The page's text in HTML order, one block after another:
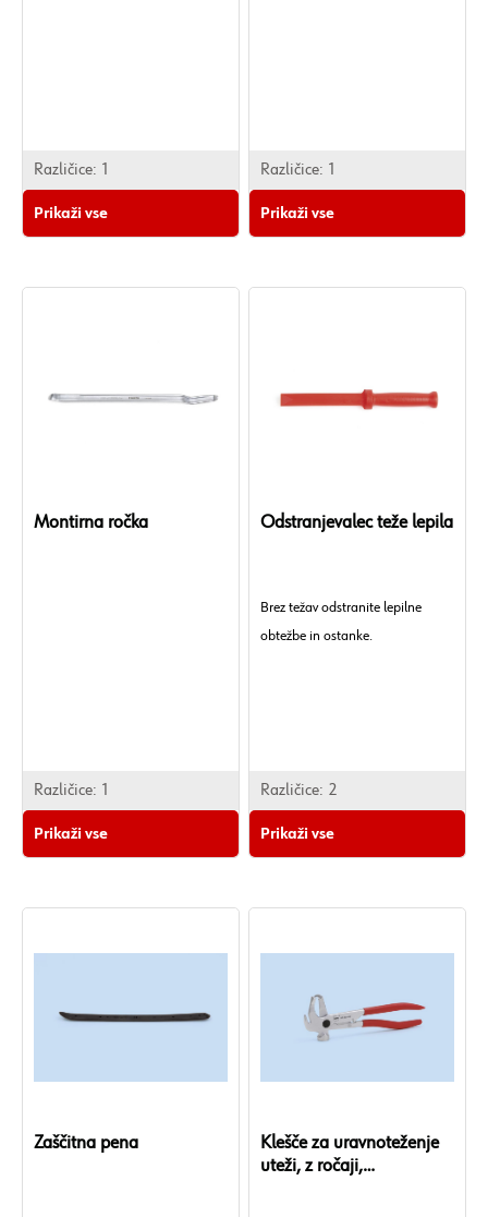
Različice: 1
Prikaži vse
Različice: 1
Prikaži vse
Montirna ročka
Različice: 1
Prikaži vse
Odstranjevalec teže lepila
Brez težav odstranite lepilne
obtežbe in ostanke.
Različice: 2
Prikaži vse
Zaščitna pena
Klešče za uravnoteženje
uteži, z ročaji,